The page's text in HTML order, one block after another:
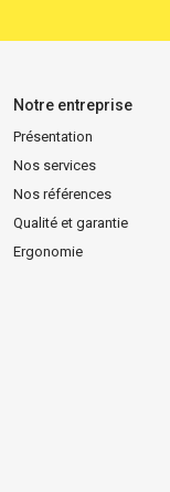
Notre entreprise
Présentation
Nos services
Nos références
Qualité et garantie
Ergonomie